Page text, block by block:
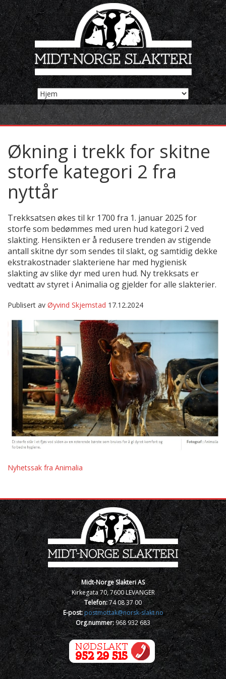
Økning i trekk for skitne
storfe kategori 2 fra
nyttår
Trekksatsen økes til kr 1700 fra 1. januar 2025 for
storfe som bedømmes med uren hud kategori 2 ved
slakting. Hensikten er å redusere trenden av stigende
antall skitne dyr som sendes til slakt, og samtidig dekke
ekstrakostnader slakteriene har med hygienisk
slakting av slike dyr med uren hud. Ny trekksats er
vedtatt av styret i Animalia og gjelder for alle slakterier.
Publisert av Øyvind Skjemstad 17.12.2024
Nyhetssak fra Animalia
Midt-Norge Slakteri AS
Kirkegata 70, 7600 LEVANGER
Telefon:74 08 37 00
E-post:postmottak@norsk-slakt.no
Org.nummer:968 932 683